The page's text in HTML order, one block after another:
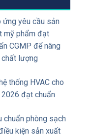
ứng yêu cầu sản
mỹ phẩm đạt
CGMP để nâng
chất lượng
thống HVAC cho
đạt chuẩn
chuẩn phòng sạch
kiện sản xuất